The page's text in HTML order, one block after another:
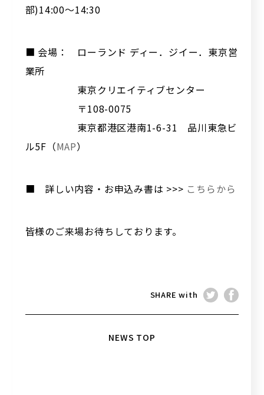
部)14:00～14:30
■ 会場： ローランド ディー．ジイー．東京営
業所
東京クリエイティブセンター
〒108-0075
東京都港区港南1-6-31 品川東急ビ
ル5F（MAP）
■ 詳しい内容・お申込み書は >>> こちらから
皆様のご来場お待ちしております。
SHARE with
NEWS TOP